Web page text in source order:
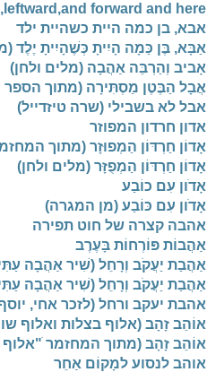
forward and here
אבא, בן כמה היית כשהיית ילד
אַבָּא, בֶּן כַּמָה הָיִיתָ כְּשֶׁהָיִיתָ יֶלֶד
אָביב וְהַרְבֵּה אַהֲבָה (מלים ולחן)
אֲבָל הַבֶּטֶן מַסְתִּירָה (מתוך
אבל לא בשבילי (שרה טיזדייל)
אדון חרדון המפוזר
אָדוֹן חַרְדּוֹן הַמְפוּזָר (מתוך
אָדוֹן חַרְדּוֹן הַמְפֻזָּר (מלים ולחן)
אָדֹון עִם כוֹבַע
אָדֹון עִם כּוֹבַע (מן המגרה)
אהבה קצרה של חוט תפירה
אַהֲבוֹת פּוֹרְחוֹת בָּעֶרֶב
אַהֲבַת יַעֲקֹב וְרָחֵל (שִׁיר אַהֲבָה
אַהֲבַת יַעֲקֹב וְרָחֵל (שִׁיר אַהֲבָה
אהבת יעקב ורחל (לזכר אחי,
אוֹהֵב זָהָב (אלוף בצלות ואלוף
אוֹהֵב זָהָב (מתוך המחזמר ׁ"אלוף
אוהב לנסוע למָקוֹם אַחֵר